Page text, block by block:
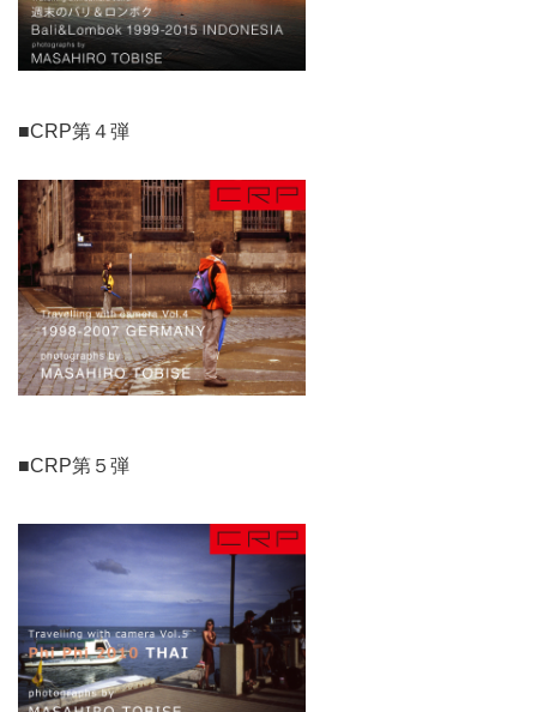
■CRP第４弾
■CRP第５弾